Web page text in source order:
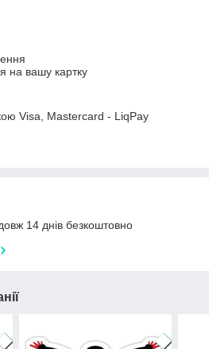
на вашу картку
Visa, Mastercard - LiqPay
14 днів безкоштовно